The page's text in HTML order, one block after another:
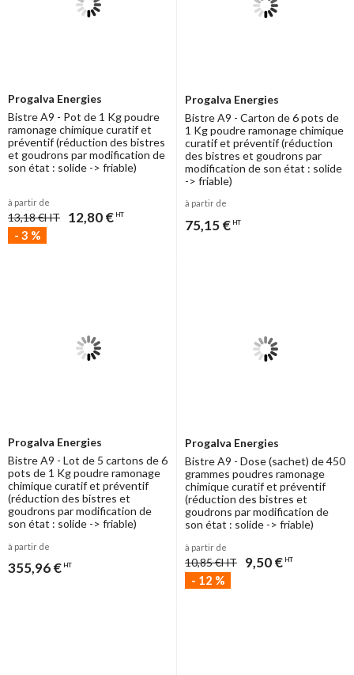
Progalva Energies
Bistre A9 - Pot de 1 Kg poudre
ramonage chimique curatif et
préventif (réduction des bistres
et goudrons par modification de
son état : solide -> friable)
à partir de
13,18 €HT 12,80 € HT
- 3 %
Progalva Energies
Bistre A9 - Carton de 6 pots de
1 Kg poudre ramonage chimique
curatif et préventif (réduction
des bistres et goudrons par
modification de son état : solide
-> friable)
à partir de
75,15 € HT
Progalva Energies
Bistre A9 - Lot de 5 cartons de 6
pots de 1 Kg poudre ramonage
chimique curatif et préventif
(réduction des bistres et
goudrons par modification de
son état : solide -> friable)
à partir de
355,96 € HT
Progalva Energies
Bistre A9 - Dose (sachet) de 450
grammes poudres ramonage
chimique curatif et préventif
(réduction des bistres et
goudrons par modification de
son état : solide -> friable)
à partir de
10,85 €HT 9,50 € HT
- 12 %